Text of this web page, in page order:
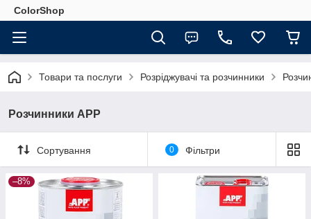
ColorShop
Товари та послуги Розріджувачі та розчинники
Розчинники APP
Сортування 0 Фільтри
–8%